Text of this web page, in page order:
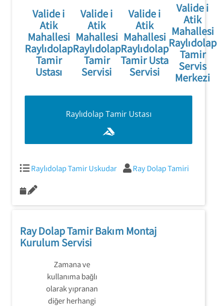
Valide i
Atik
Mahallesi
Raylıdolap
Tamir
Ustası
Valide i
Atik
Mahallesi
Raylıdolap
Tamir
Servisi
Valide i
Atik
Mahallesi
Raylıdolap
Tamir Usta
Servisi
Valide i
Atik
Mahallesi
Raylıdolap
Tamir
Servis
Merkezi
Raylıdolap Tamir Ustası
554 858 1312
Raylıdolap Tamir Uskudar Ray Dolap Tamiri
Ray Dolap Tamir Bakım Montaj
Kurulum Servisi
Zamana ve
kullanıma bağlı
olarak yıpranan
diğer herhangi